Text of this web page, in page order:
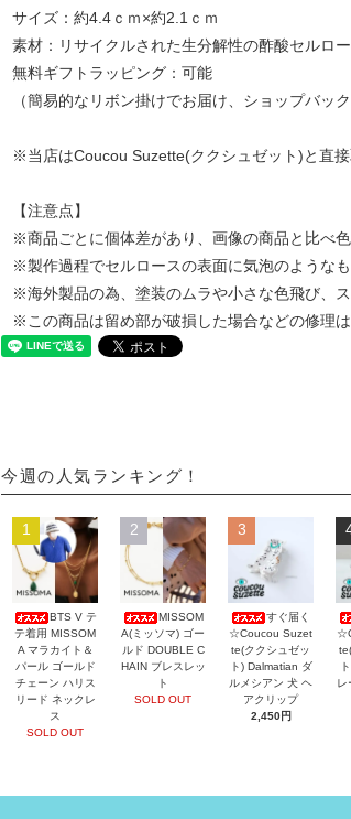
サイズ：約4.4ｃｍ×約2.1ｃｍ
素材：リサイクルされた生分解性の酢酸セルロー
無料ギフトラッピング：可能
（簡易的なリボン掛けでお届け、ショップバッ
※当店はCoucou Suzette(ククシュゼット)と直接
【注意点】
※商品ごとに個体差があり、画像の商品と比べ
※製作過程でセルロースの表面に気泡のような
※海外製品の為、塗装のムラや小さな色飛び、
※この商品は留め部が破損した場合などの修理
今週の人気ランキング！
1
BTS V テ
テ着用 MISSOM
A マラカイト＆
パール ゴールド
チェーン ハリス
リード ネックレ
ス
SOLD OUT
2
MISSOM
A(ミッソマ) ゴー
ルド DOUBLE C
HAIN ブレスレッ
ト
SOLD OUT
3
すぐ届く
☆Coucou Suzet
te(ククシュゼッ
ト) Dalmatian ダ
ルメシアン 犬 ヘ
アクリップ
2,450円
レ